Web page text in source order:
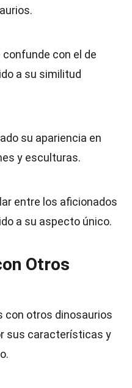
con el de
a su similitud
su apariencia en
y esculturas.
entre los aficionados
a su aspecto único.
Otros
con otros dinosaurios
sus características y